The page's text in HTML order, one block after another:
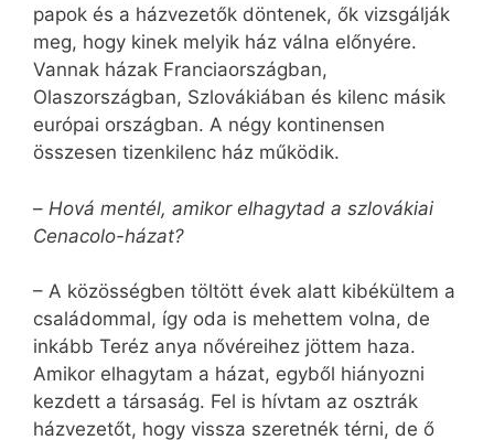
papok és a házvezetők döntenek, ők vizsgálják
meg, hogy kinek melyik ház válna előnyére.
Vannak házak Franciaországban,
Olaszországban, Szlovákiában és kilenc másik
európai országban. A négy kontinensen
összesen tizenkilenc ház működik.
– Hová mentél, amikor elhagytad a szlovákiai
Cenacolo-házat?
– A közösségben töltött évek alatt kibékültem a
családommal, így oda is mehettem volna, de
inkább Teréz anya nővéreihez jöttem haza.
Amikor elhagytam a házat, egyből hiányozni
kezdett a társaság. Fel is hívtam az osztrák
házvezetőt, hogy vissza szeretnék térni, de ő